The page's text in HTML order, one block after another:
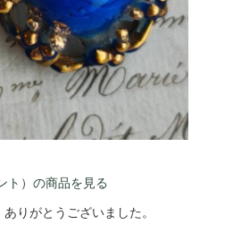
ト）の商品を見る
りがとうございました。